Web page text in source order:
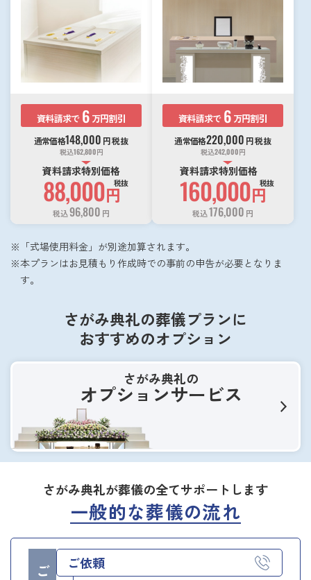
資料請求で 6 万円割引
通常価格148,000 円税抜
税込162,800円
資料請求特別価格
88,000円
税抜
税込96,800 円
資料請求で 6 万円割引
通常価格220,000 円税抜
税込242,000円
資料請求特別価格
160,000円
税抜
税込176,000 円
「式場使用料金」が別途加算されます。
本プランはお見積もり作成時での事前の申告が必要となりま
す。
さがみ典礼の葬儀プランに
おすすめのオプション
さがみ典礼の
オプションサービス
さがみ典礼が葬儀の全てサポートします
一般的な葬儀の流れ
ご依頼